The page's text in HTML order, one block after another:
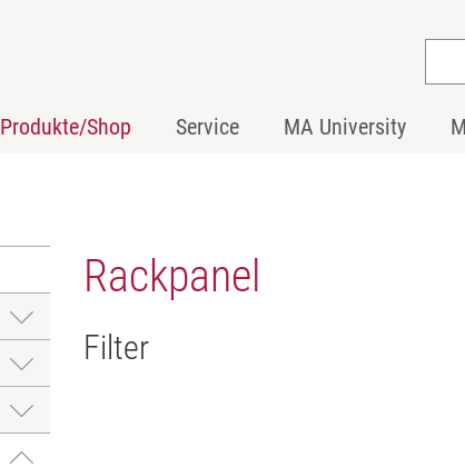
Produkte/Shop Service MA University
Rackpanel
Filter